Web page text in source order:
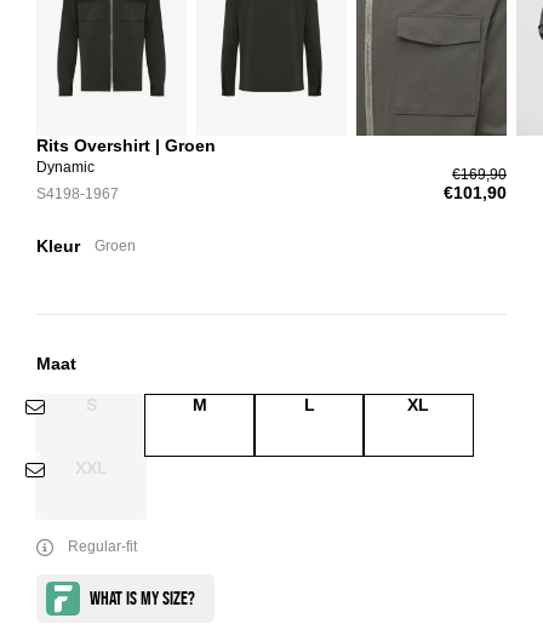
Rits Overshirt | Groen
Dynamic
S4198-1967
€169,90
€101,90
Kleur Groen
Maat
S M L XL
XXL
Regular-fit